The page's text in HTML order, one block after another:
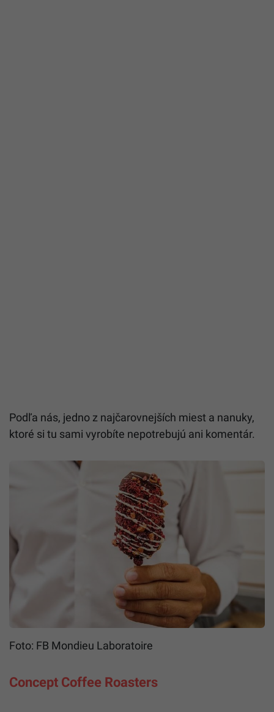
Podľa nás, jedno z najčarovnejších miest a nanuky,
ktoré si tu sami vyrobíte nepotrebujú ani komentár.
Foto: FB Mondieu Laboratoire
Concept Coffee Roasters